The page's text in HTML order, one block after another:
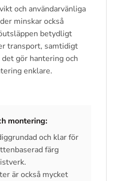
och användarvänliga
minskar också
betydligt
transport, samtidigt
det gör hantering och
enklare.
montering:
och klar för
färg
är också mycket